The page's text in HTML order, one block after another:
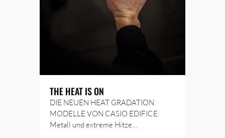
THE HEAT IS ON
DIE NEUEN HEAT GRADATION
MODELLE VON CASIO EDIFICE
Metall und extreme Hitze…